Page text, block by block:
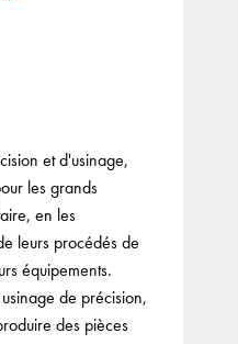
et d'usinage,
les grands
en les
leurs procédés de
équipements.
de précision,
des pièces